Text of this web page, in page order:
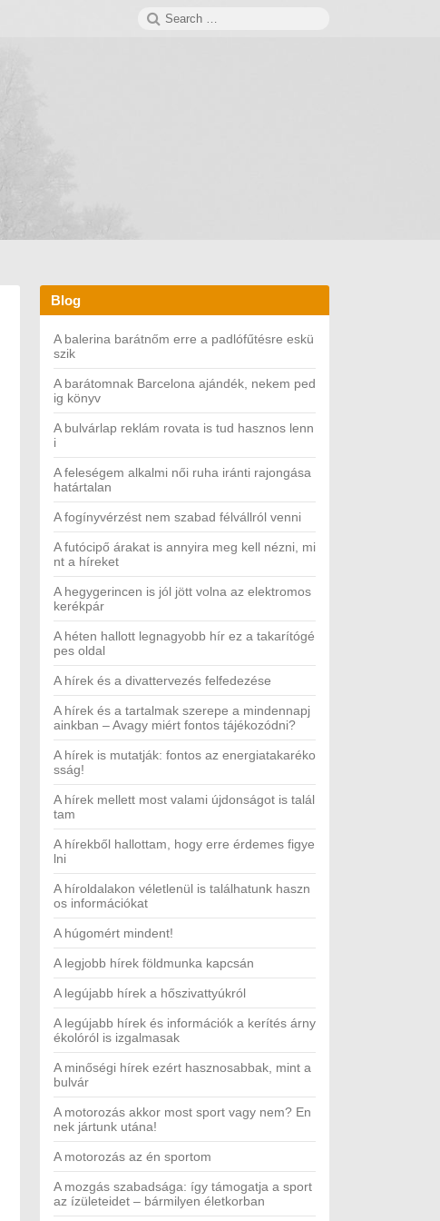
Search
Blog
A balerina barátnőm erre a padlófűtésre eskü
szik
A barátomnak Barcelona ajándék, nekem ped
ig könyv
A bulvárlap reklám rovata is tud hasznos lenn
i
A feleségem alkalmi női ruha iránti rajongása
határtalan
A fogínyvérzést nem szabad félvállról venni
A futócipő árakat is annyira meg kell nézni, mi
nt a híreket
A hegygerincen is jól jött volna az elektromos
kerékpár
A héten hallott legnagyobb hír ez a takarítógé
pes oldal
A hírek és a divattervezés felfedezése
A hírek és a tartalmak szerepe a mindennapj
ainkban – Avagy miért fontos tájékozódni?
A hírek is mutatják: fontos az energiatakaréko
sság!
A hírek mellett most valami újdonságot is talál
tam
A hírekből hallottam, hogy erre érdemes figye
lni
A híroldalakon véletlenül is találhatunk haszn
os információkat
A húgomért mindent!
A legjobb hírek földmunka kapcsán
A legújabb hírek a hőszivattyúkról
A legújabb hírek és információk a kerítés árny
ékolóról is izgalmasak
A minőségi hírek ezért hasznosabbak, mint a
bulvár
A motorozás akkor most sport vagy nem? En
nek jártunk utána!
A motorozás az én sportom
A mozgás szabadsága: így támogatja a sport
az ízületeidet – bármilyen életkorban